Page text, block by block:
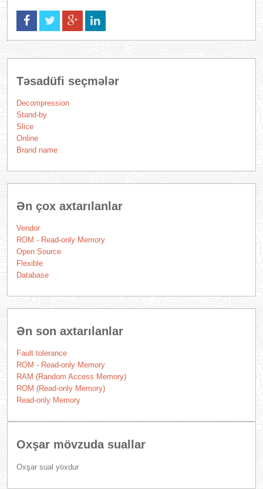
Təsadüfi seçmələr
Decompression
Stand-by
Slice
Online
Brand name
Ən çox axtarılanlar
Vendor
ROM - Read-only Memory
Open Source
Flexible
Database
Ən son axtarılanlar
Fault tolerance
ROM - Read-only Memory
RAM (Random Access Memory)
ROM (Read-only Memory)
Read-only Memory
Oxşar mövzuda suallar
Oxşar sual yoxdur